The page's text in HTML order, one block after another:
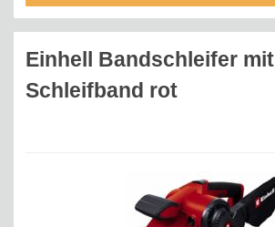
Einhell Bandschleifer mit
Schleifband rot